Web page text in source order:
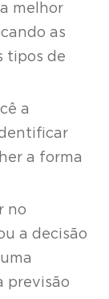
melhor
as
tipos de
a
a forma
no
a decisão
previsão